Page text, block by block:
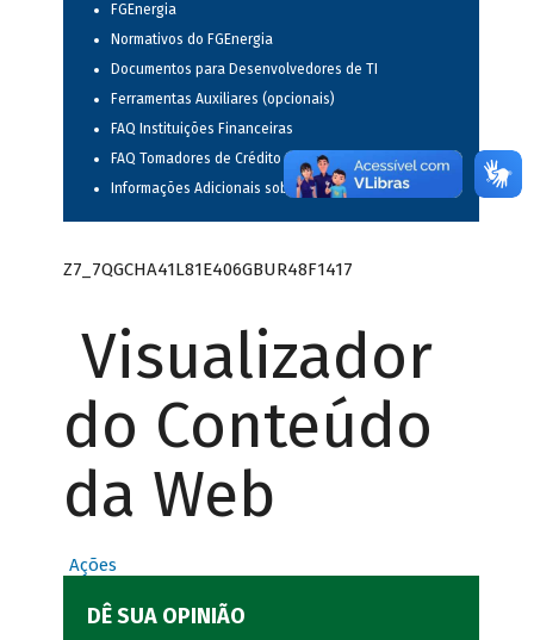
FGEnergia
Normativos do FGEnergia
Documentos para Desenvolvedores de TI
Ferramentas Auxiliares (opcionais)
FAQ Instituições Financeiras
FAQ Tomadores de Crédito
Informações Adicionais sobre o FGEnergia
Z7_7QGCHA41L81E406GBUR48F1417
Visualizador
do Conteúdo
da Web
Ações
DÊ SUA OPINIÃO